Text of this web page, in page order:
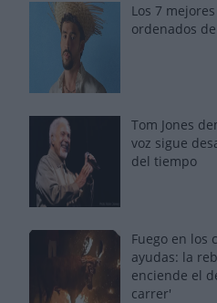
Los 7
ordenados
Tom Jones
voz sigue
del tiempo
Fuego en los
ayudas: la
enciende el
carrer'